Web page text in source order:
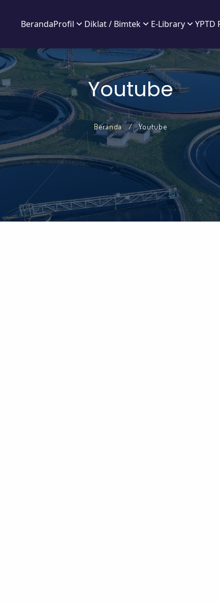
BerandaProfil Diklat / Bimtek E-Library YPTD
Youtube
Beranda Youtube